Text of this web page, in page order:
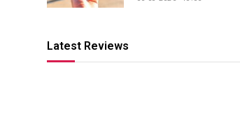
Latest Reviews